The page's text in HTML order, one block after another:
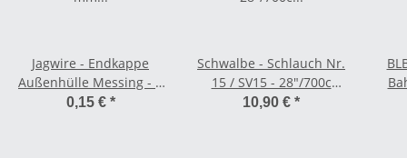
Jagwire - Endkappe
Außenhülle Messing - 5
mm schwarz
0,15 € *
Schwalbe - Schlauch Nr.
15 / SV15 - 28"/700c
(18/28-622/630) 60 mm
10,90 € *